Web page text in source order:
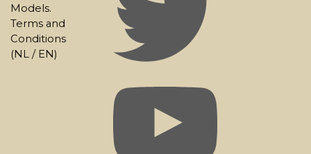
Models.
Terms and
Conditions
(NL / EN)